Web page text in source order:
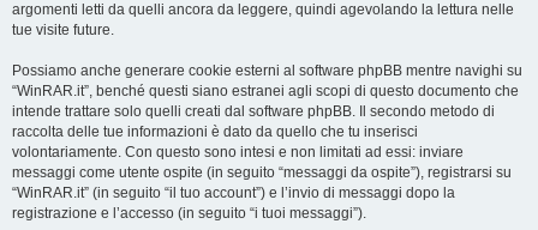
argomenti letti da quelli ancora da leggere, quindi agevolando la lettura nelle
tue visite future.
Possiamo anche generare cookie esterni al software phpBB mentre navighi su
“WinRAR.it”, benché questi siano estranei agli scopi di questo documento che
intende trattare solo quelli creati dal software phpBB. Il secondo metodo di
raccolta delle tue informazioni è dato da quello che tu inserisci
volontariamente. Con questo sono intesi e non limitati ad essi: inviare
messaggi come utente ospite (in seguito “messaggi da ospite”), registrarsi su
“WinRAR.it” (in seguito “il tuo account”) e l’invio di messaggi dopo la
registrazione e l’accesso (in seguito “i tuoi messaggi”).